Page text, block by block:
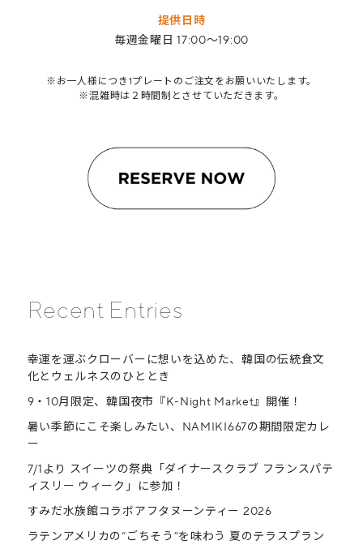
提供日時
毎週金曜日 17:00～19:00
※お一人様につき1プレートのご注文をお願いいたします。
※混雑時は２時間制とさせていただきます。
Recent Entries
幸運を運ぶクローバーに想いを込めた、韓国の伝統食文
化とウェルネスのひととき
9・10月限定、韓国夜市『K-Night Market』開催！
暑い季節にこそ楽しみたい、NAMIKI667の期間限定カレ
ー
7/1より スイーツの祭典「ダイナースクラブ フランスパテ
ィスリー ウィーク」に参加！
すみだ水族館コラボアフタヌーンティー 2026
ラテンアメリカの“ごちそう”を味わう 夏のテラスプラン